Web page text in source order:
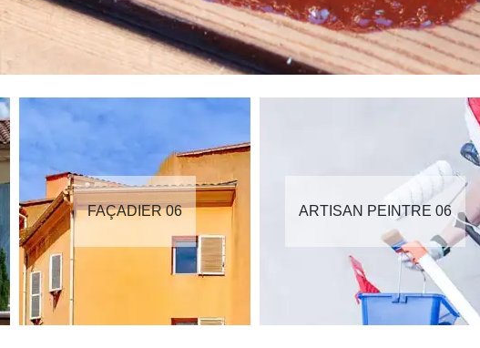
FAÇADIER 06 ARTISAN PEINTRE 06